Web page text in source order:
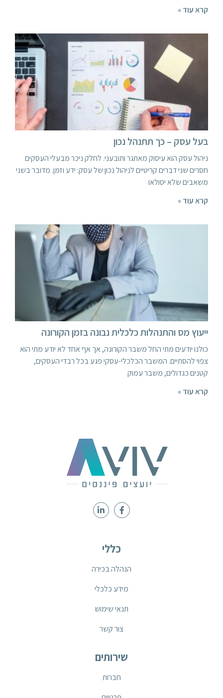
קרא עוד »
בעל עסק – כך תתנהל נכון
ניהול עסק הוא עיסוק מאתגר ותובעני. לחלק ניכר מבעלי העסקים
חסרים שני דברים קריטיים לניהול נכון של עסק: ידע וזמן. מדובר בשני
משאבים שלא יסולאו
קרא עוד »
ייעוץ מס והתנהלות כלכלית נבונה בזמן הקורונה
כולנו יודעים מתי החל משבר הקורונה, אך אף אחד לא יודע מתי הוא
צפוי להסתיים. המשבר הכלכלי-עסקי פגע בכל רבדי העסקים,
קטנים כגדולים, משבר עמוק
קרא עוד »
כללי
הנהלה בכירה
מידע כלכלי
תנאי שימוש
צור קשר
שירותים
חברות